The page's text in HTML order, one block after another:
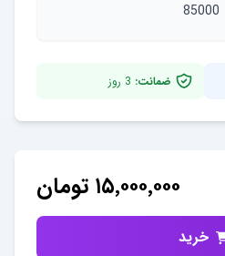
85000
ضمانت: 3 روز
۱۵٬۰۰۰٬۰۰۰ تومان
خرید